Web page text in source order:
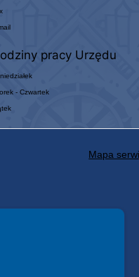
pracy Urzędu
- Czwartek
Mapa